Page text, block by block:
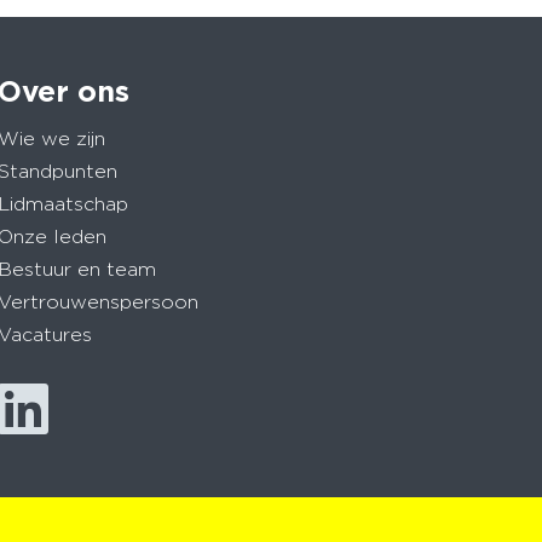
Over ons
Wie we zijn
Standpunten
Lidmaatschap
Onze leden
Bestuur en team
Vertrouwenspersoon
Vacatures